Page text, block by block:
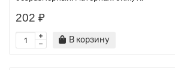
202 ₽
В корзину